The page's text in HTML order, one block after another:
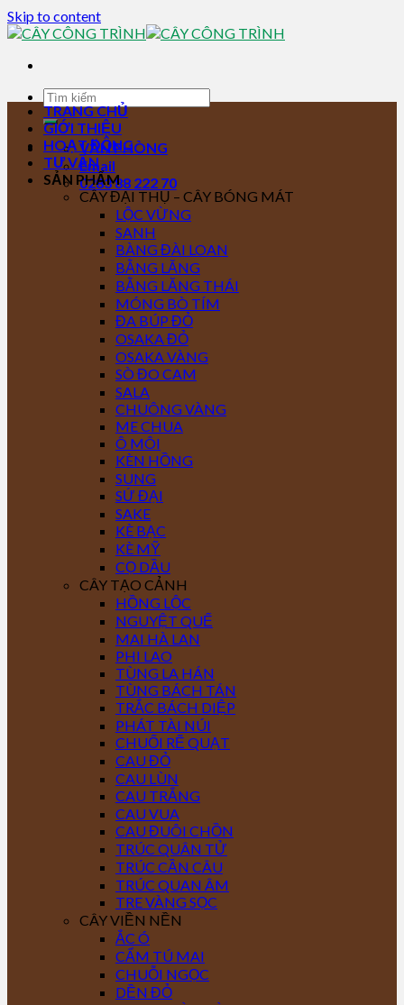
Skip to content
VĂN PHÒNG
Email
0283 88 222 70
TRANG CHỦ
GIỚI THIỆU
HOẠT ĐỘNG
TƯ VẤN
SẢN PHẨM
CÂY ĐẠI THỤ – CÂY BÓNG MÁT
LỘC VỪNG
SANH
BÀNG ĐÀI LOAN
BẰNG LĂNG
BẰNG LĂNG THÁI
MÓNG BÒ TÍM
ĐA BÚP ĐỎ
OSAKA ĐỎ
OSAKA VÀNG
SÒ ĐO CAM
SALA
CHUÔNG VÀNG
ME CHUA
Ô MÔI
KÈN HỒNG
SUNG
SỨ ĐẠI
SAKE
KÈ BẠC
KÈ MỸ
CỌ DẦU
CÂY TẠO CẢNH
HỒNG LỘC
NGUYỆT QUẾ
MAI HÀ LAN
PHI LAO
TÙNG LA HÁN
TÙNG BÁCH TÁN
TRẮC BÁCH DIỆP
PHÁT TÀI NÚI
CHUỐI RẼ QUẠT
CAU ĐỎ
CAU LÙN
CAU TRẮNG
CAU VUA
CAU ĐUÔI CHỒN
TRÚC QUÂN TỬ
TRÚC CẦN CÂU
TRÚC QUAN ÂM
TRE VÀNG SỌC
CÂY VIỀN NỀN
ẮC Ó
CẨM TÚ MAI
CHUỖI NGỌC
DỀN ĐỎ